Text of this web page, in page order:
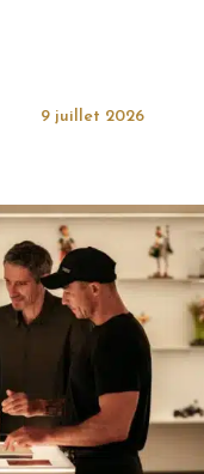
9 juillet 2026